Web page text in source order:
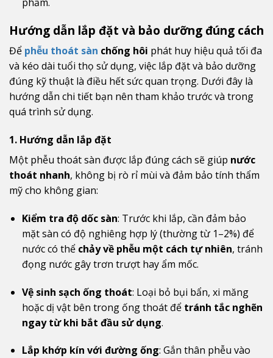
Hướng dẫn lắp đặt và bảo dưỡng đúng cách
Để phễu thoát sàn chống hôi phát huy hiệu quả tối đa
và kéo dài tuổi thọ sử dụng, việc lắp đặt và bảo dưỡng
đúng kỹ thuật là điều hết sức quan trọng. Dưới đây là
hướng dẫn chi tiết bạn nên tham khảo trước và trong
quá trình sử dụng.
1. Hướng dẫn lắp đặt
Một phễu thoát sàn được lắp đúng cách sẽ giúp nước
thoát nhanh, không bị rò rỉ mùi và đảm bảo tính thẩm
mỹ cho không gian:
Kiểm tra độ dốc sàn: Trước khi lắp, cần đảm bảo
mặt sàn có độ nghiêng hợp lý (thường từ 1–2%) để
nước có thể chảy về phễu một cách tự nhiên, tránh
đọng nước gây trơn trượt hay ẩm mốc.
Vệ sinh sạch ống thoát: Loại bỏ bụi bẩn, xi măng
hoặc dị vật bên trong ống thoát để tránh tắc nghẽn
ngay từ khi bắt đầu sử dụng.
Lắp khớp kín với đường ống: Gắn thân phễu vào